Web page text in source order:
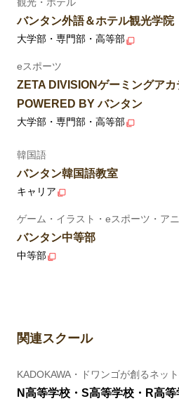
観光・ホテル
バンタン外語＆ホテル観光学院
大学部・専門部・高等部
eスポーツ
ZETA DIVISIONゲーミングアカ
POWERED BY バンタン
大学部・専門部・高等部
韓国語
バンタン韓国語教室
キャリア
ゲーム・イラスト・eスポーツ・ア
バンタン中等部
中等部
関連スクール
KADOKAWA・ドワンゴが創るネッ
N高等学校・S高等学校・R高等